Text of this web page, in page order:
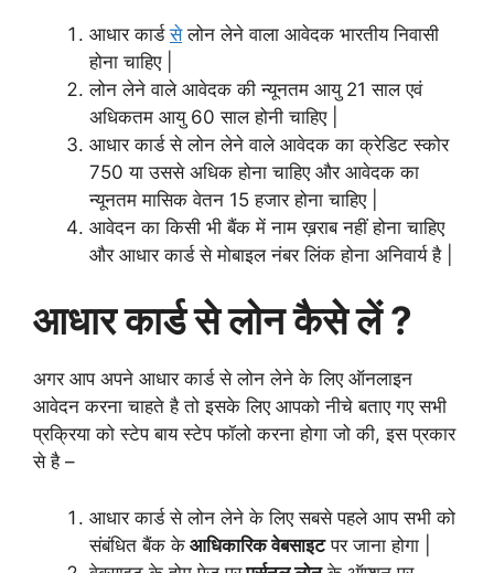
आधार कार्डसेलोन लेने वाला आवेदक भारतीय निवासी
होना चाहिए |
लोन लेने वाले आवेदक की न्यूनतम आयु 21 साल एवं
अधिकतम आयु 60 साल होनी चाहिए |
आधार कार्ड से लोन लेने वाले आवेदक का क्रेडिट स्कोर
750 या उससे अधिक होना चाहिए और आवेदक का
न्यूनतम मासिक वेतन 15 हजार होना चाहिए |
आवेदन का किसी भी बैंक में नाम ख़राब नहीं होना चाहिए
और आधार कार्ड से मोबाइल नंबर लिंक होना अनिवार्य है |
आधार कार्ड सेलोनकैसे लें ?
अगर आप अपने आधार कार्ड से लोन लेने के लिए ऑनलाइन
आवेदन करना चाहते है तो इसके लिए आपको नीचे बताए गए सभी
प्रक्रिया को स्टेप बाय स्टेप फॉलो करना होगा जो की, इस प्रकार
से है –
आधार कार्ड से लोन लेने के लिए सबसे पहले आप सभी को
संबंधित बैंक के आधिकारिक वेबसाइटपर जाना होगा |